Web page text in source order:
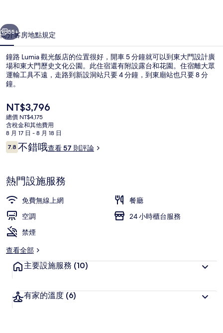
的
相
片
集
個 下一個
55+
簡介客房地點規定
鐘路 Lumia 觀光飯店的位置很好，開車 5 分鐘就可以到東大門設計廣
場和東大門歷史文化公園。此住宿還有附設露台和花園。住宿離大眾
運輸工具不遠，走路到新設洞站只要 4 分鐘，到東廟站也只要 8 分
鐘。
目
前
的
價
格
是
NT$3,796
總價 NT$4,175
含稅金和其他費用
8 月 17 日 - 8 月 18 日
評
論
7.87.8 分，滿分 10 分，
不錯哦查看 57 則評論
熱門設施服務
免費無線上網
餐廳
空調
24 小時櫃台服務
禁煙
查看全部
主要設施服務 (10)
有家的溫度 (6)